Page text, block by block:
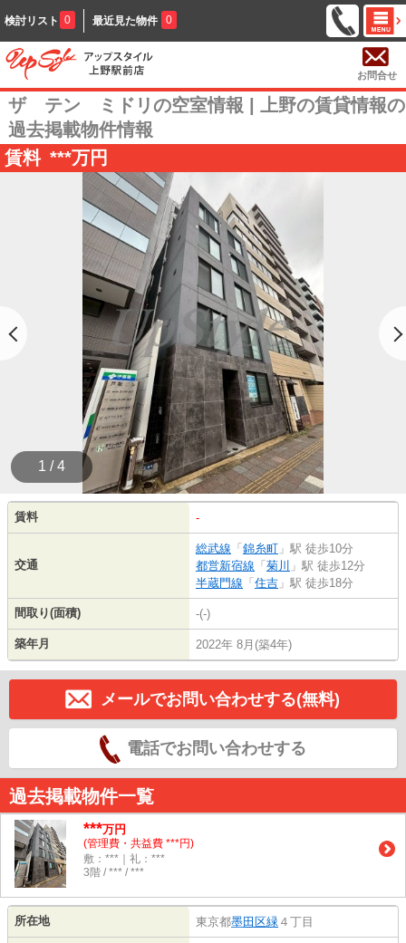
検討リスト 0 最近見た物件 0
お問合せ
ザ テン ミドリの空室情報 | 上野の賃貸情報の
過去掲載物件情報
賃料 ***万円
1 / 4
賃料 -
交通
総武線 「 錦糸町 」駅 徒歩10分
都営新宿線 「 菊川 」駅 徒歩12分
半蔵門線 「 住吉 」駅 徒歩18分
間取り(面積) -(-)
築年月 2022年 8月(築4年)
メールでお問い合わせする(無料)
電話でお問い合わせする
過去掲載物件一覧
***万円
(管理費・共益費 ***円)
敷：***｜礼：***
3階 / *** / ***
所在地 東京都墨田区緑 ４丁目